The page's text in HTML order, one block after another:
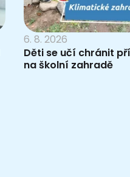
6. 8. 2026
Děti se učí chránit
na školní zahradě